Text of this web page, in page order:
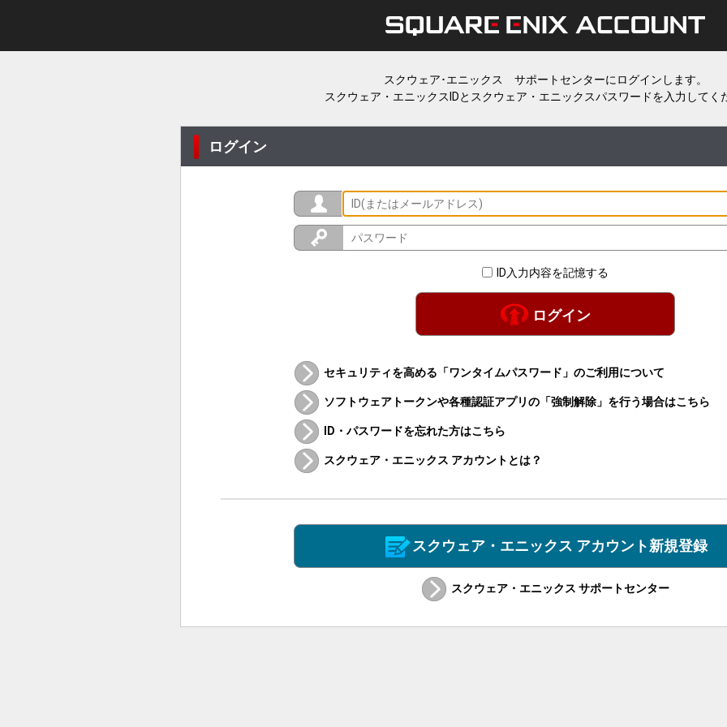
スクウェア･エニックス サポートセンターにログインします。
スクウェア・エニックスIDとスクウェア・エニックスパスワードを入力してく
ログイン
ID入力内容を記憶する
ログイン
セキュリティを高める「ワンタイムパスワード」のご利用について
ソフトウェアトークンや各種認証アプリの「強制解除」を行う場合はこちら
ID・パスワードを忘れた方はこちら
スクウェア・エニックス アカウントとは？
スクウェア・エニックス アカウント新規登録
スクウェア・エニックス サポートセンター